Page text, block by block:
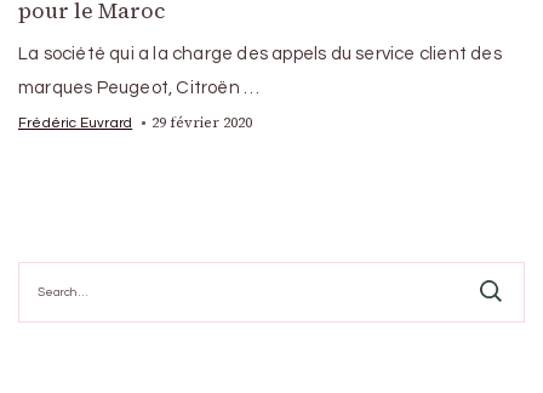
pour le Maroc
La société qui a la charge des appels du service client des
marques Peugeot, Citroën …
Frédéric Euvrard 29 février 2020
for: